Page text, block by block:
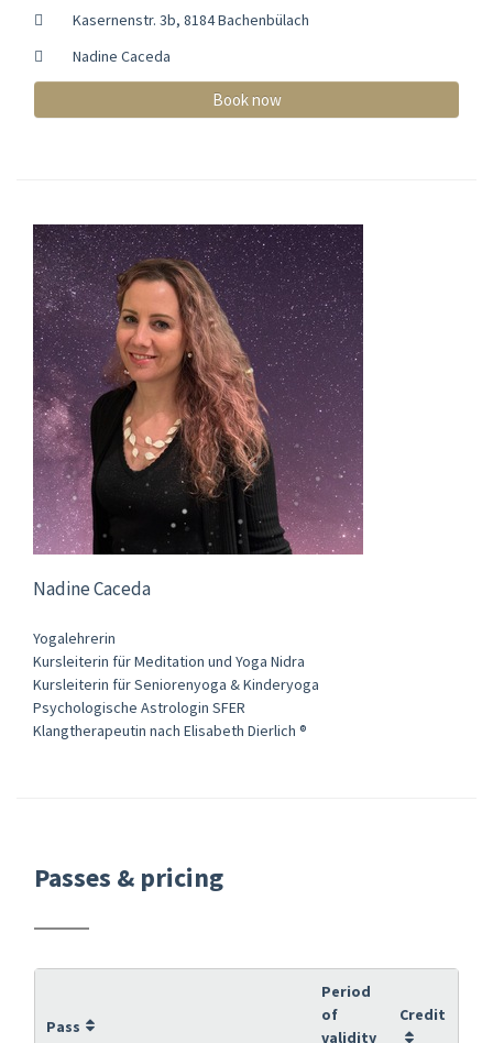
Kasernenstr. 3b, 8184 Bachenbülach
Nadine Caceda
Book now
Nadine Caceda
Yogalehrerin
Kursleiterin für Meditation und Yoga Nidra
Kursleiterin für Seniorenyoga & Kinderyoga
Psychologische Astrologin SFER
Klangtherapeutin nach Elisabeth Dierlich ®
Passes & pricing
Pass
Period
of
validity
Credit